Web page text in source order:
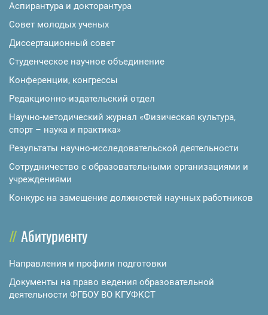
Аспирантура и докторантура
Совет молодых ученых
Диссертационный совет
Студенческое научное объединение
Конференции, конгрессы
Редакционно-издательский отдел
Научно-методический журнал «Физическая культура,
спорт – наука и практика»
Результаты научно-исследовательской деятельности
Сотрудничество с образовательными организациями и
учреждениями
Конкурс на замещение должностей научных работников
Абитуриенту
Направления и профили подготовки
Документы на право ведения образовательной
деятельности ФГБОУ ВО КГУФКСТ